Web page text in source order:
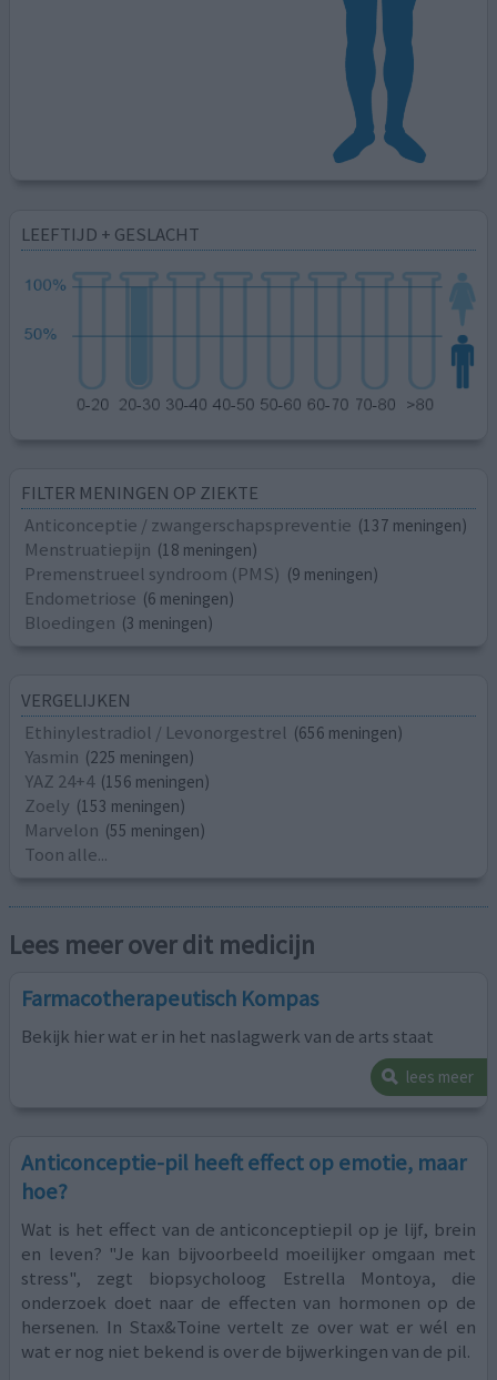
LEEFTIJD + GESLACHT
FILTER MENINGEN OP ZIEKTE
Anticonceptie / zwangerschapspreventie (137 meningen)
Menstruatiepijn (18 meningen)
Premenstrueel syndroom (PMS) (9 meningen)
Endometriose (6 meningen)
Bloedingen (3 meningen)
VERGELIJKEN
Ethinylestradiol / Levonorgestrel (656 meningen)
Yasmin (225 meningen)
YAZ 24+4 (156 meningen)
Zoely (153 meningen)
Marvelon (55 meningen)
Toon alle...
Lees meer over dit medicijn
Farmacotherapeutisch Kompas
Bekijk hier wat er in het naslagwerk van de arts staat
lees meer
Anticonceptie-pil heeft effect op emotie, maar
hoe?
Wat is het effect van de anticonceptiepil op je lijf, brein
en leven? "Je kan bijvoorbeeld moeilijker omgaan met
stress", zegt biopsycholoog Estrella Montoya, die
onderzoek doet naar de effecten van hormonen op de
hersenen. In Stax&Toine vertelt ze over wat er wél en
wat er nog niet bekend is over de bijwerkingen van de pil.